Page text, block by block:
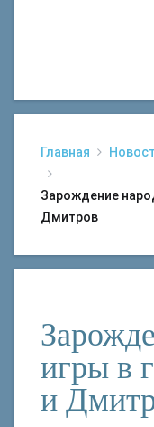
Главная
Зарождение
Дмитров
игры в
и